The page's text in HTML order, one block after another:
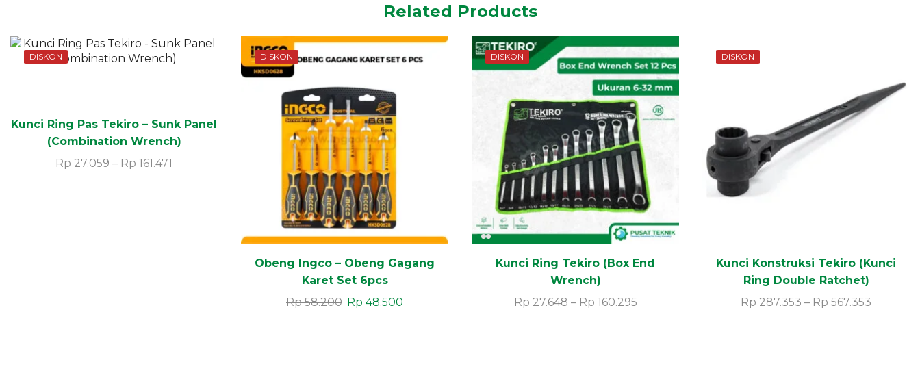
Related Products
DISKON
Kunci Ring Pas Tekiro – Sunk Panel
(Combination Wrench)
Rp 27.059 – Rp 161.471
DISKON
Obeng Ingco – Obeng Gagang
Karet Set 6pcs
Rp58.200 Rp 48.500
DISKON
Kunci Ring Tekiro (Box End
Wrench)
Rp 27.648 – Rp 160.295
DISKON
Kunci Konstruksi Tekiro (Kunci
Ring Double Ratchet)
Rp 287.353 – Rp 567.353